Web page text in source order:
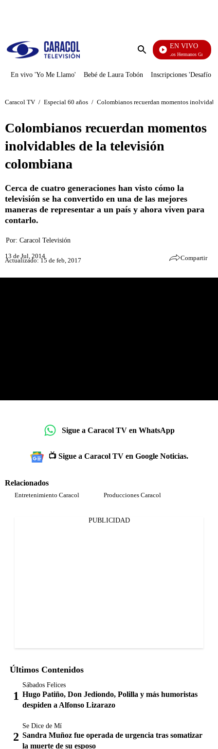
Enviar
EN VIVO
Cuentos De Los Hermanos Grimm
En vivo 'Yo Me Llamo' Bebé de Laura Tobón Inscripciones 'Desafío'
Caracol TV / Especial 60 años / Colombianos recuerdan momentos
Colombianos recuerdan momentos
inolvidables de la televisión
colombiana
Cerca de cuatro generaciones han visto cómo la
televisión se ha convertido en una de las mejores
maneras de representar a un país y ahora viven para
contarlo.
Por: Caracol Televisión
13 de Jul, 2014
Actualizado: 15 de feb, 2017 Compartir
Sigue a Caracol TV en WhatsApp
📺 Sigue a Caracol TV en Google Noticias.
Relacionados
Entretenimiento Caracol Producciones Caracol
PUBLICIDAD
Últimos Contenidos
Sábados Felices
Hugo Patiño, Don Jediondo, Polilla y más humoristas
despiden a Alfonso Lizarazo
Se Dice de Mí
Sandra Muñoz fue operada de urgencia tras somatizar
la muerte de su esposo